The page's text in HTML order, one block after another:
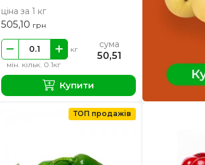
ціна за 1 кг
505,10 грн
мін. кільк. 0.1кг
кг сума
50,51
Купити
ТОП продажів